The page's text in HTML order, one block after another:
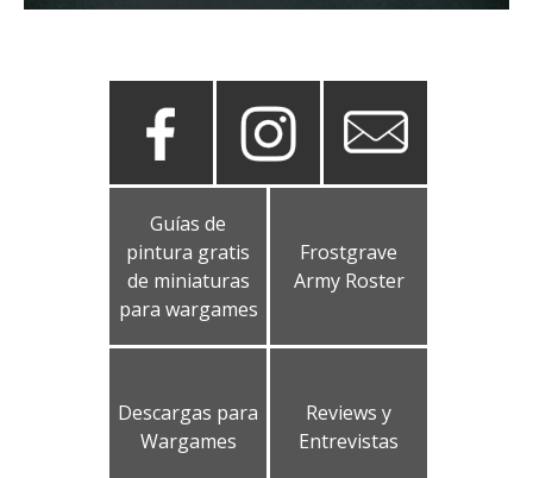
Guías de
pintura gratis
de miniaturas
para wargames
Frostgrave
Army Roster
Descargas para
Wargames
Reviews y
Entrevistas